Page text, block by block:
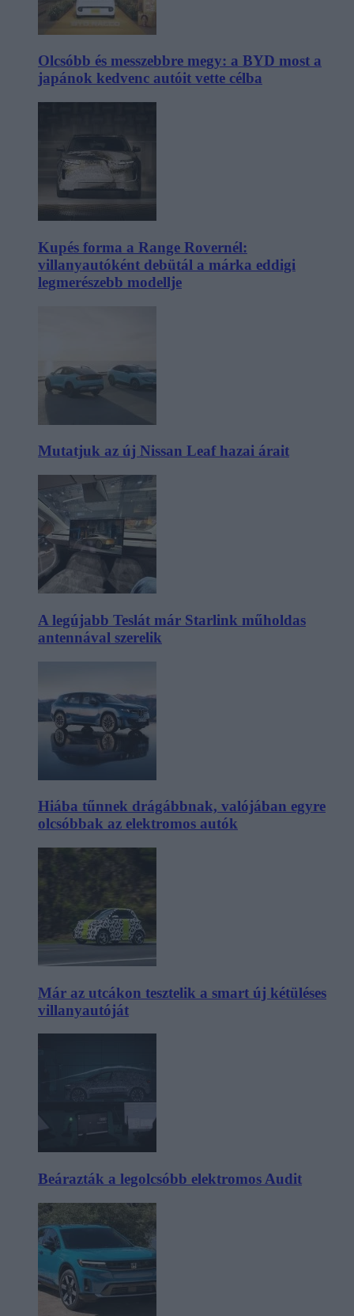
Olcsóbb és messzebbre megy: a BYD most a
japánok kedvenc autóit vette célba
Kupés forma a Range Rovernél:
villanyautóként debütál a márka eddigi
legmerészebb modellje
Mutatjuk az új Nissan Leaf hazai árait
A legújabb Teslát már Starlink műholdas
antennával szerelik
Hiába tűnnek drágábbnak, valójában egyre
olcsóbbak az elektromos autók
Már az utcákon tesztelik a smart új kétüléses
villanyautóját
Beárazták a legolcsóbb elektromos Audit